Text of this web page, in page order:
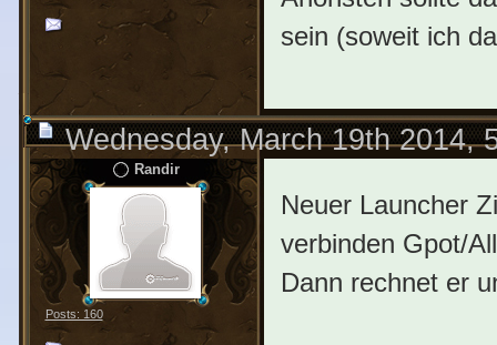
sein (soweit ich
Wednesday, March 19th 2014,
Randir
Posts: 160
Neuer Launcher
verbinden Gpot/
Dann rechnet er